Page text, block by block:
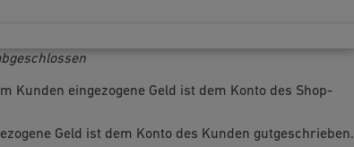
Kunden eingezogene Geld ist dem Konto des Shop-
Geld ist dem Konto des Kunden gutgeschrieben.